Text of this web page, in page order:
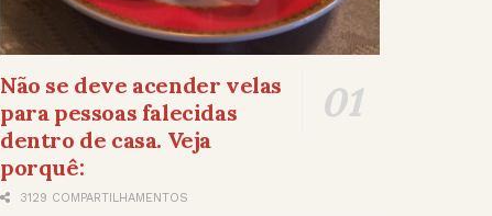
Não se deve acender velas
para pessoas falecidas
dentro de casa. Veja
porquê:
3129 COMPARTILHAMENTOS